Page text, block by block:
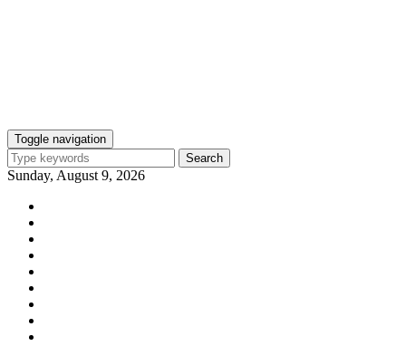
Toggle navigation
Search
Sunday, August 9, 2026